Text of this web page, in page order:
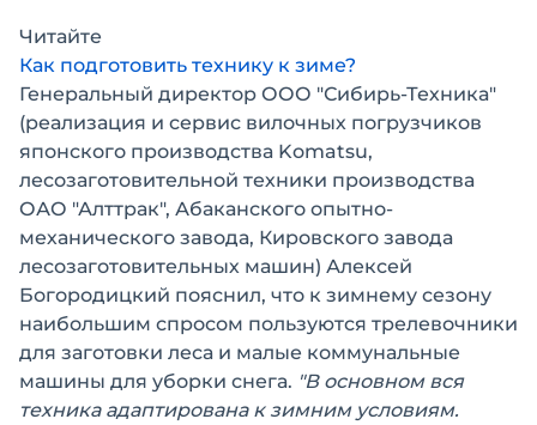
Читайте
Как подготовить технику к зиме?
Генеральный директор ООО "Сибирь-Техника"
(реализация и сервис вилочных погрузчиков
японского производства Komatsu,
лесозаготовительной техники производства
ОАО "Алттрак", Абаканского опытно-
механического завода, Кировского завода
лесозаготовительных машин) Алексей
Богородицкий пояснил, что к зимнему сезону
наибольшим спросом пользуются трелевочники
для заготовки леса и малые коммунальные
машины для уборки снега. "В основном вся
техника адаптирована к зимним условиям.